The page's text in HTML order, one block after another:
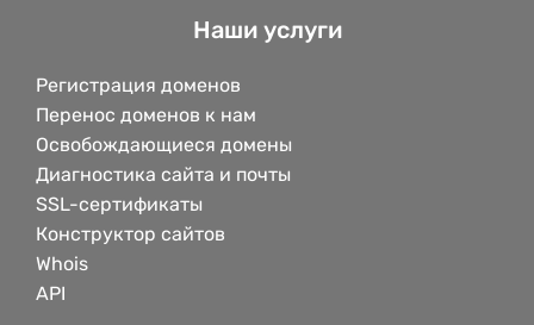
Наши услуги
Регистрация доменов
Перенос доменов к нам
Освобождающиеся домены
Диагностика сайта и почты
SSL-сертификаты
Конструктор сайтов
Whois
API